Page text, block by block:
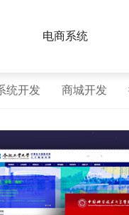
电商系统
统开发 商城开发